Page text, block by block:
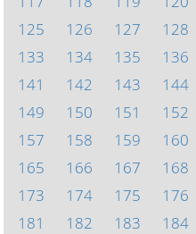
125
126 127 128
133
134 135 136
141
142 143 144
149
150 151 152
157
158 159 160
165
166 167 168
173
174 175 176
181
182 183 184